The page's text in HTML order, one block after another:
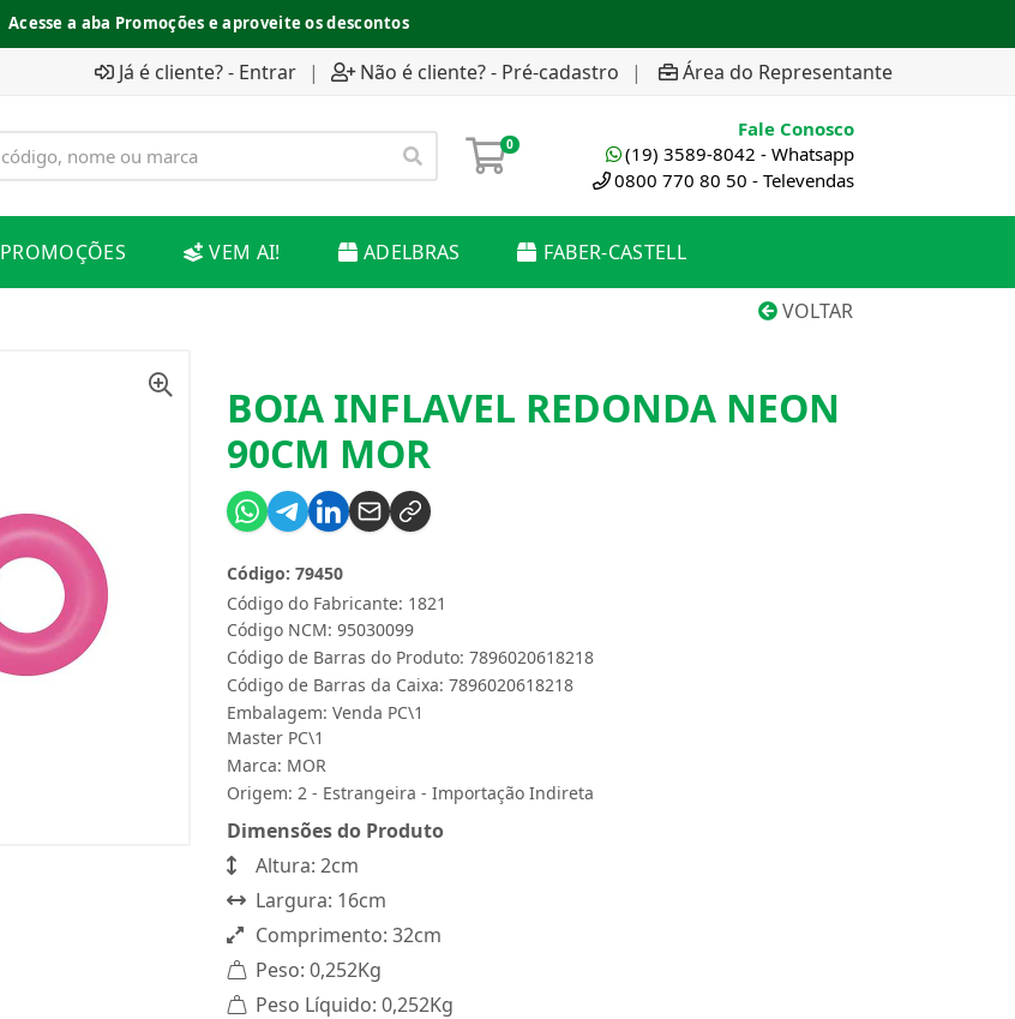
Acesse a aba Promoções e aproveite os descontos
Já é cliente? - Entrar | Não é cliente? - Pré-cadastro | Área do Representante
0
Fale Conosco
(19) 3589-8042 - Whatsapp
0800 770 80 50 - Televendas
PROMOÇÕES VEM AI! ADELBRAS FABER-CASTELL
VOLTAR
BOIA INFLAVEL REDONDA NEON
90CM MOR
Código do Fabricante: 1821
Código: 79450
Código NCM: 95030099
Código de Barras do Produto: 7896020618218
Código de Barras da Caixa: 7896020618218
Embalagem: Venda PC\1
Master PC\1
Marca: MOR
Origem: 2 - Estrangeira - Importação Indireta
Dimensões do Produto
Altura: 2cm
Largura: 16cm
Comprimento: 32cm
Peso: 0,252Kg
Peso Líquido: 0,252Kg